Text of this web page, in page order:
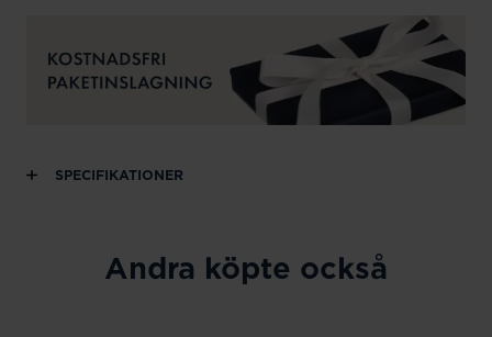
SPECIFIKATIONER
Andra köpte också